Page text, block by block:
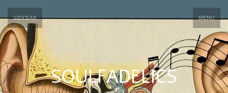
SIDEBAR MENU
SOULFADELICS